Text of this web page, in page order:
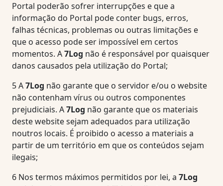
Portal poderão sofrer interrupções e que a
informação do Portal pode conter bugs, erros,
falhas técnicas, problemas ou outras limitações e
que o acesso pode ser impossível em certos
momentos. A7Log não é responsável por quaisquer
danos causados pela utilização do Portal;
5A7Log não garante que o servidor e/ou o website
não contenham vírus ou outros componentes
prejudiciais. A7Log não garante que os materiais
deste website sejam adequados para utilização
noutros locais. É proibido o acesso a materiais a
partir de um território em que os conteúdos sejam
ilegais;
6 Nos termos máximos permitidos por lei, a 7Log